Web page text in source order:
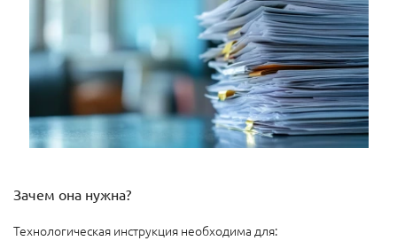
Зачем она нужна?
Технологическая инструкция необходима для: